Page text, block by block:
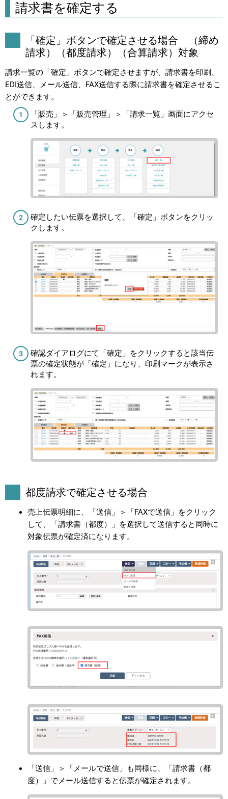
請求書を確定する
「確定」ボタンで確定させる場合 （締め
請求）（都度請求）（合算請求）対象
請求一覧の「確定」ボタンで確定させますが、請求書を印刷、
EDI送信、メール送信、FAX送信する際に請求書を確定させるこ
とができます。
「販売」＞「販売管理」＞「請求一覧」画面にアクセ
スします。
確定したい伝票を選択して、「確定」ボタンをクリッ
クします。
確認ダイアログにて「確定」をクリックすると該当伝
票の確定状態が「確定」になり、印刷マークが表示さ
れます。
都度請求で確定させる場合
売上伝票明細に、「送信」＞「FAXで送信」をクリック
して、「請求書（都度）」を選択して送信すると同時に
対象伝票が確定済になります。
「送信」＞「メールで送信」も同様に、「請求書（都
度）」でメール送信すると伝票が確定されます。